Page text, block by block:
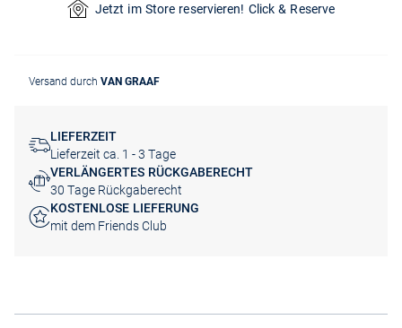
Jetzt im Store reservieren! Click & Reserve
Versand durch VAN GRAAF
LIEFERZEIT
Lieferzeit ca. 1 - 3 Tage
VERLÄNGERTES RÜCKGABERECHT
30 Tage Rückgaberecht
KOSTENLOSE LIEFERUNG
mit dem Friends Club